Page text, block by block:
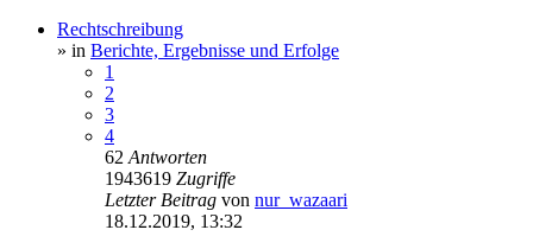
Rechtschreibung
» in Berichte, Ergebnisse und Erfolge
1
2
3
4
62 Antworten
1943619 Zugriffe
Letzter Beitrag von nur_wazaari
18.12.2019, 13:32